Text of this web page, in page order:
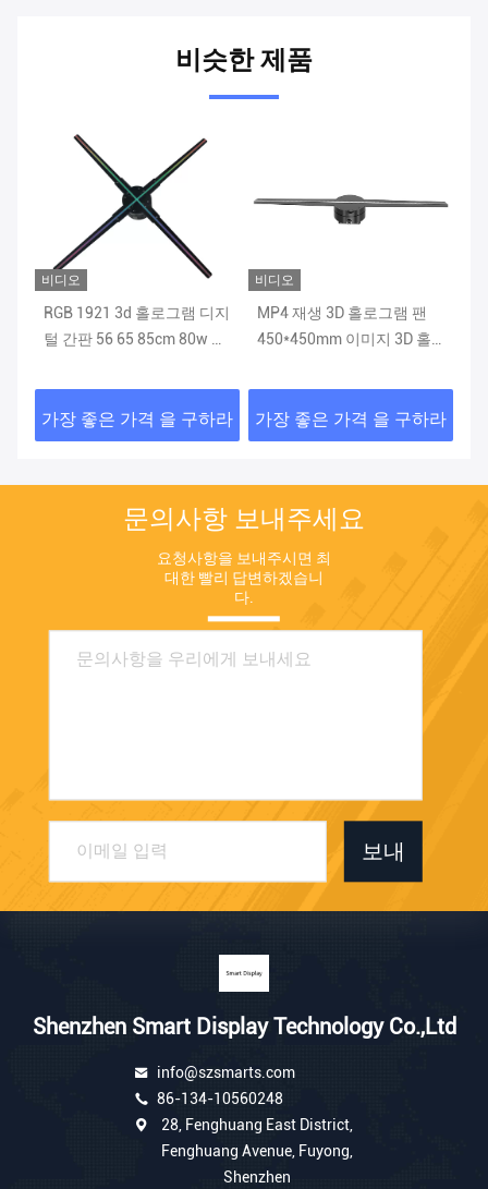
비슷한 제품
그램 디지
80w 실
구하라
MP4 재생 3D 홀로그램 팬
450*450mm 이미지 3D 홀
가장 좋은 가격 을 구하라
30cm 65CM 100CM
180CM LED 3d 홀로그램
2A 지원 접합
가장 좋은 가격 을 구
문의사항 보내주세요
요청사항을 보내주시면 최
대한 빨리 답변하겠습니
다.
보내
Shenzhen Smart Display Technology Co.,Ltd
info@szsmarts.com
86-134-10560248
28, Fenghuang East District,
Fenghuang Avenue, Fuyong,
Shenzhen